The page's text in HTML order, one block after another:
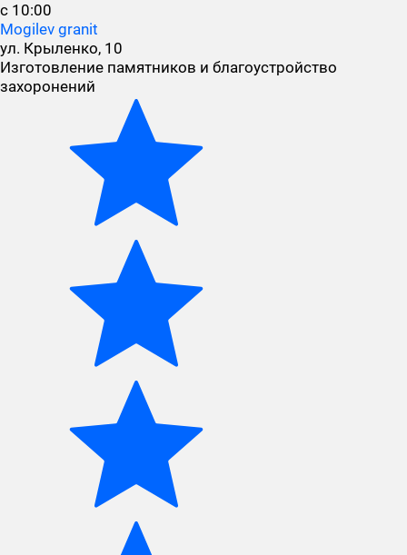
с 10:00
Mogilev granit
ул. Крыленко, 10
Изготовление памятников и благоустройство
захоронений